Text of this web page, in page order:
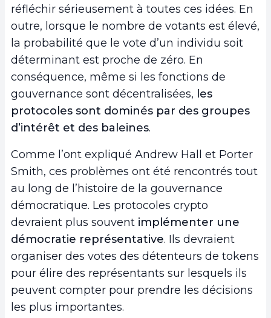
réfléchir sérieusement à toutes ces idées. En
outre, lorsque le nombre de votants est élevé,
la probabilité que le vote d’un individu soit
déterminant est proche de zéro. En
conséquence, même si les fonctions de
gouvernance sont décentralisées, les
protocoles sont dominés par des groupes
d’intérêt et des baleines.
Comme l’ont expliqué Andrew Hall et Porter
Smith, ces problèmes ont été rencontrés tout
au long de l’histoire de la gouvernance
démocratique. Les protocoles crypto
devraient plus souvent implémenter une
démocratie représentative. Ils devraient
organiser des votes des détenteurs de tokens
pour élire des représentants sur lesquels ils
peuvent compter pour prendre les décisions
les plus importantes.